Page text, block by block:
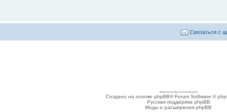
Связаться с
Adsense by Microcosmo Acquari
Создано на основе phpBB® Forum Software ©
Русская поддержка phpBB
Моды и расширения phpBB